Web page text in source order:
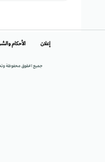
جميع الحقوق محفوظة
إعلان الأحكام